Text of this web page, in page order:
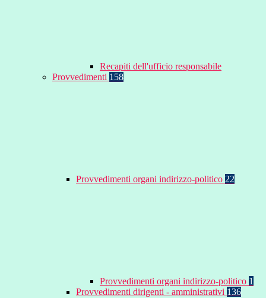
Recapiti dell'ufficio responsabile
Provvedimenti 158
Provvedimenti organi indirizzo-politico 22
Provvedimenti organi indirizzo-politico 1
Provvedimenti dirigenti - amministrativi 136